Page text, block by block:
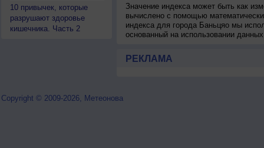
10 привычек, которые
разрушают здоровье
кишечника. Часть 2
Значение индекса может быть как
вычислено с помощью
индекса для города Баньцяо мы
основанный на использовании
РЕКЛАМА
Copyright © 2009-2026, Метеонова